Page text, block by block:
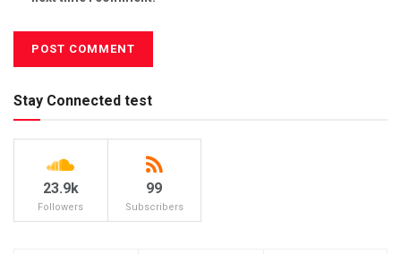
Stay Connected test
23.9k
Followers
99
Subscribers